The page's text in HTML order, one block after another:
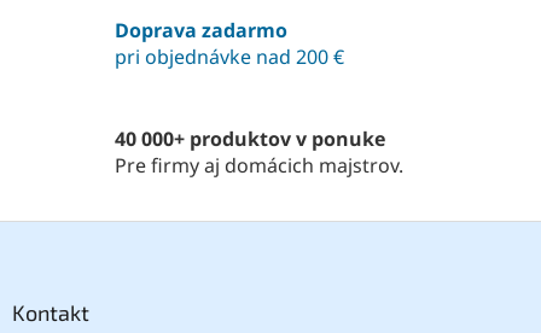
v
k
ý
p
i
u
Doprava zadarmo
pri objednávke nad 200 €
40 000+ produktov v ponuke
Pre firmy aj domácich majstrov.
Kontakt